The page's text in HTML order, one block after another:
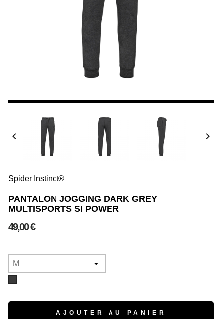
 
Spider Instinct®
PANTALON JOGGING DARK GREY
MULTISPORTS SI POWER
49,00 €
AJOUTER AU PANIER